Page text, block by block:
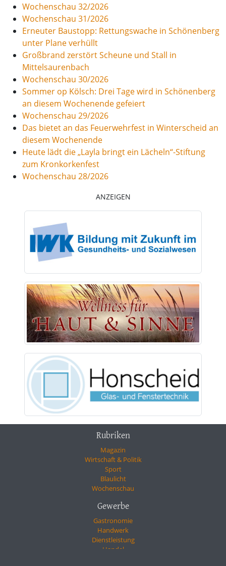
Wochenschau 32/2026
Wochenschau 31/2026
Erneuter Baustopp: Rettungswache in Schönenberg
unter Plane verhüllt
Großbrand zerstört Scheune und Stall in
Mittelsaurenbach
Wochenschau 30/2026
Sommer op Kölsch: Drei Tage wird in Schönenberg
an diesem Wochenende gefeiert
Wochenschau 29/2026
Das bietet an das Feuerwehrfest in Winterscheid an
diesem Wochenende
Heute lädt die „Layla bringt ein Lächeln“-Stiftung
zum Kronkorkenfest
Wochenschau 28/2026
ANZEIGEN
Rubriken
Magazin
Wirtschaft & Politik
Sport
Blaulicht
Wochenschau
Gewerbe
Gastronomie
Handwerk
Dienstleistung
Handel